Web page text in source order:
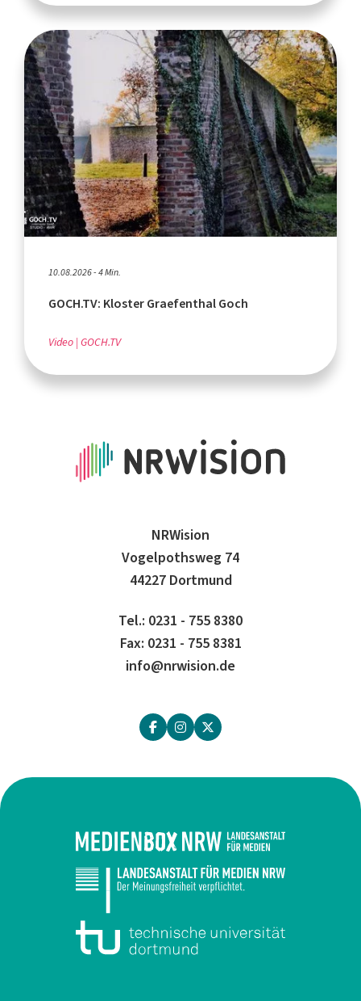
10.08.2026 - 4 Min.
GOCH.TV: Kloster Graefenthal Goch
Video GOCH.TV
NRWision
Vogelpothsweg 74
44227 Dortmund
Tel.: 0231 - 755 8380
Fax: 0231 - 755 8381
info@nrwision.de